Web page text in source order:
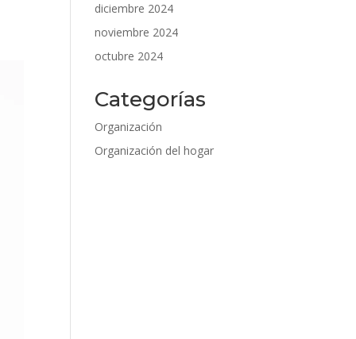
diciembre 2024
noviembre 2024
octubre 2024
Categorías
Organización
Organización del hogar